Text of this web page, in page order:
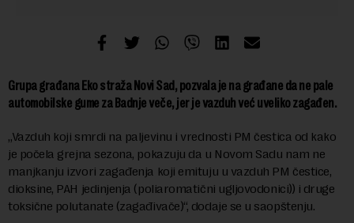
Grupa građana Eko straža Novi Sad, pozvala je na građane da ne pale
automobilske gume za Badnje veče, jer je vazduh već uveliko zagađen.
„Vazduh koji smrdi na paljevinu i vrednosti PM čestica od kako
je počela grejna sezona, pokazuju da u Novom Sadu nam ne
manjkanju izvori zagađenja koji emituju u vazduh PM čestice,
dioksine, PAH jedinjenja (poliaromatični ugljovodonici)) i druge
toksične polutanate (zagađivače)“, dodaje se u saopštenju.